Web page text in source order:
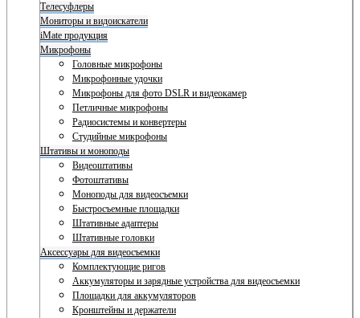
Телесуфлеры
Мониторы и видоискатели
iMate продукция
Микрофоны
Головные микрофоны
Микрофонные удочки
Микрофоны для фото DSLR и видеокамер
Петличные микрофоны
Радиосистемы и конвертеры
Студийные микрофоны
Штативы и моноподы
Видеоштативы
Фотоштативы
Моноподы для видеосъемки
Быстросъемные площадки
Штативные адаптеры
Штативные головки
Аксессуары для видеосъемки
Комплектующие ригов
Аккумуляторы и зарядные устройства для видеосъемки
Площадки для аккумуляторов
Кронштейны и держатели